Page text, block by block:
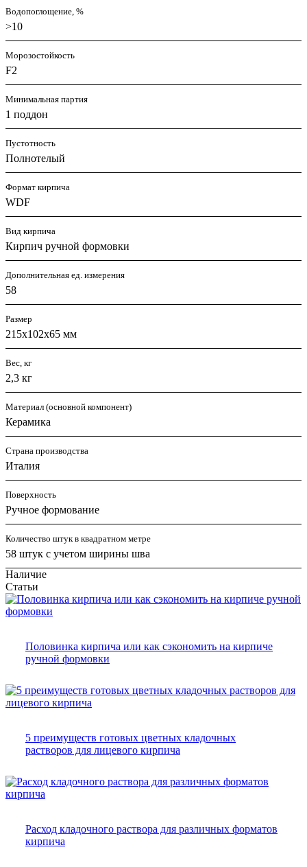
Водопоглощение, %
>10
Морозостойкость
F2
Минимальная партия
1 поддон
Пустотность
Полнотелый
Формат кирпича
WDF
Вид кирпича
Кирпич ручной формовки
Дополнительная ед. измерения
58
Размер
215х102х65 мм
Вес, кг
2,3 кг
Материал (основной компонент)
Керамика
Страна производства
Италия
Поверхность
Ручное формование
Количество штук в квадратном метре
58 штук с учетом ширины шва
Наличие
Статьи
Половинка кирпича или как сэкономить на кирпиче
ручной формовки
5 преимуществ готовых цветных кладочных
растворов для лицевого кирпича
Расход кладочного раствора для различных форматов
кирпича